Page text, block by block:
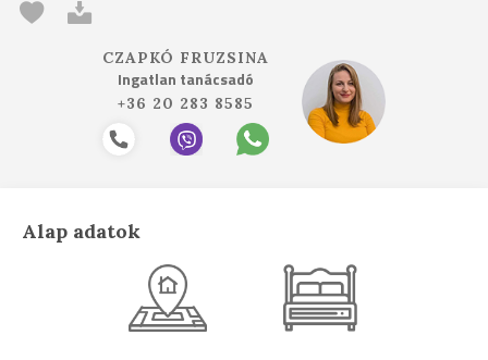
CZAPKÓ FRUZSINA
Ingatlan tanácsadó
+36 20 283 8585
Alap adatok